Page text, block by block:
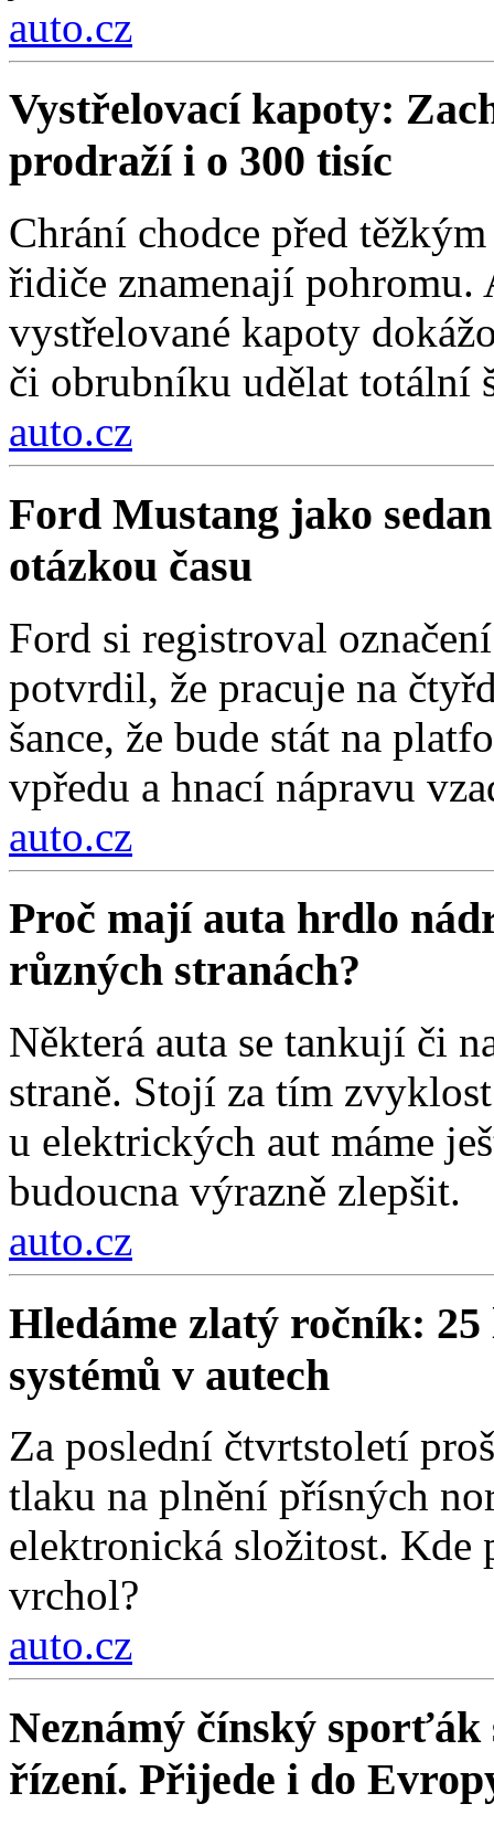
auto.cz
Vystřelovací kapoty:
prodraží i o 300 tisíc
Chrání chodce před
řidiče znamenají
vystřelované kapoty
či obrubníku udělat totální
auto.cz
Ford Mustang jako
otázkou času
Ford si registroval
potvrdil, že pracuje na
šance, že bude stát na
vpředu a hnací nápravu
auto.cz
Proč mají auta hrdlo
různých stranách?
Některá auta se tankují či
straně. Stojí za tím
u elektrických aut máme
budoucna výrazně zlepšit.
auto.cz
Hledáme zlatý ročník:
systémů v autech
Za poslední čtvrtstoletí
tlaku na plnění přísných
elektronická složitost. Kde
vrchol?
auto.cz
Neznámý čínský
řízení. Přijede i do